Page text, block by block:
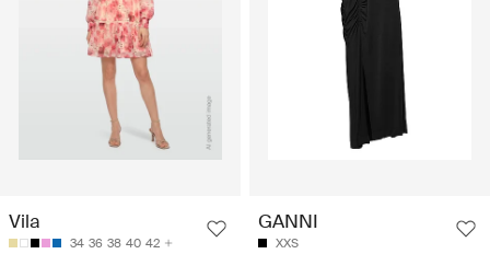
Vila
34 36 38 40 42
GANNI
XXS